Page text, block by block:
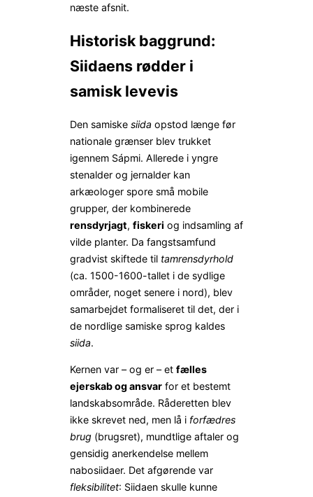
næste afsnit.
Historisk baggrund:
Siidaens rødder i
samisk levevis
Den samiske siida opstod længe før
nationale grænser blev trukket
igennem Sápmi. Allerede i yngre
stenalder og jernalder kan
arkæologer spore små mobile
grupper, der kombinerede
rensdyrjagt, fiskeri og indsamling af
vilde planter. Da fangstsamfund
gradvist skiftede til tamrensdyrhold
(ca. 1500-1600-tallet i de sydlige
områder, noget senere i nord), blev
samarbejdet formaliseret til det, der i
de nordlige samiske sprog kaldes
siida.
Kernen var – og er – et fælles
ejerskab og ansvar for et bestemt
landskabsområde. Råderetten blev
ikke skrevet ned, men lå i forfædres
brug (brugsret), mundtlige aftaler og
gensidig anerkendelse mellem
nabosiidaer. Det afgørende var
fleksibilitet: Siidaen skulle kunne